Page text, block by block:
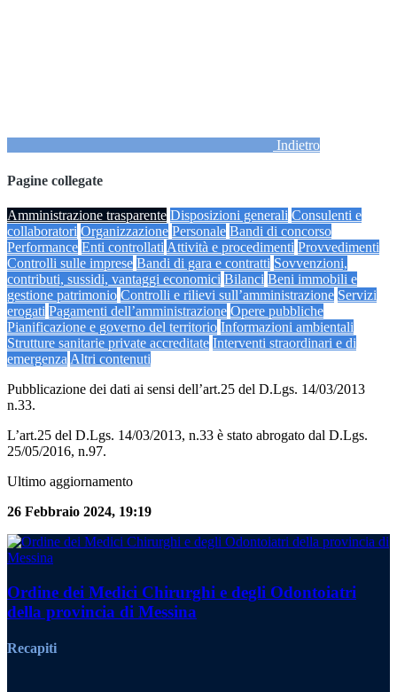
Indietro
Pagine collegate
Amministrazione trasparente Disposizioni generali Consulenti e
collaboratori Organizzazione Personale Bandi di concorso
Performance Enti controllati Attività e procedimenti Provvedimenti
Controlli sulle imprese Bandi di gara e contratti Sovvenzioni,
contributi, sussidi, vantaggi economici Bilanci Beni immobili e
gestione patrimonio Controlli e rilievi sull’amministrazione Servizi
erogati Pagamenti dell’amministrazione Opere pubbliche
Pianificazione e governo del territorio Informazioni ambientali
Strutture sanitarie private accreditate Interventi straordinari e di
emergenza Altri contenuti
Pubblicazione dei dati ai sensi dell’art.25 del D.Lgs. 14/03/2013
n.33.
L’art.25 del D.Lgs. 14/03/2013, n.33 è stato abrogato dal D.Lgs.
25/05/2016, n.97.
Ultimo aggiornamento
26 Febbraio 2024, 19:19
Ordine dei Medici Chirurghi e degli Odontoiatri
della provincia di Messina
Recapiti